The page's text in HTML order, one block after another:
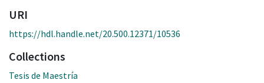
URI
https://hdl.handle.net/20.500.12371/10536
Collections
Tesis de Maestría